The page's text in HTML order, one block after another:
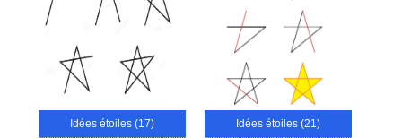
Idées étoiles (17) Idées étoiles (21)